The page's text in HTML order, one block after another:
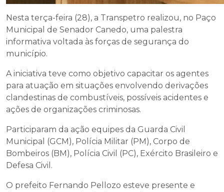
Nesta terça-feira (28), a Transpetro realizou, no Paço
Municipal de Senador Canedo, uma palestra
informativa voltada às forças de segurança do
município.
A iniciativa teve como objetivo capacitar os agentes
para atuação em situações envolvendo derivações
clandestinas de combustíveis, possíveis acidentes e
ações de organizações criminosas.
Participaram da ação equipes da Guarda Civil
Municipal (GCM), Polícia Militar (PM), Corpo de
Bombeiros (BM), Polícia Civil (PC), Exército Brasileiro e
Defesa Civil.
O prefeito Fernando Pellozo esteve presente e